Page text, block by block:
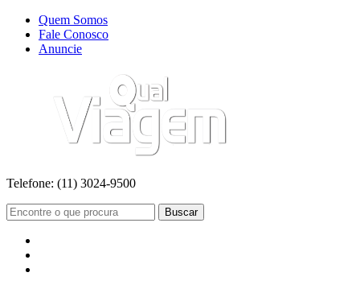
Quem Somos
Fale Conosco
Anuncie
Telefone: (11) 3024-9500
Buscar